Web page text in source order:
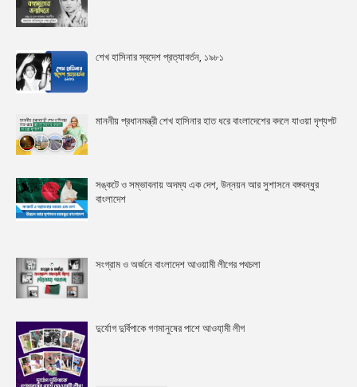
শেখ হাসিনার স্বদেশ প্রত্যাবর্তন, ১৯৮১
মাননীয় প্রধানমন্ত্রী শেখ হাসিনার হাত ধরে বাংলাদেশের বদলে যাওয়া দৃশ্যপট
সঙ্কটে ও সম্ভাবনায় অদম্য এক দেশ, উন্নয়ন আর সুশাসনে বঙ্গবন্ধুর
বাংলাদেশ
সংগ্রাম ও অর্জনে বাংলাদেশ আওয়ামী লীগের পথচলা
দুর্যোগ দুর্বিপাকে গণমানুষের পাশে আওযা়মী লীগ